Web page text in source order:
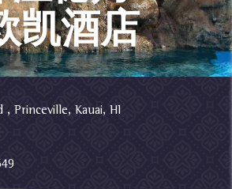
凯酒店
, Princeville, Kauai, HI